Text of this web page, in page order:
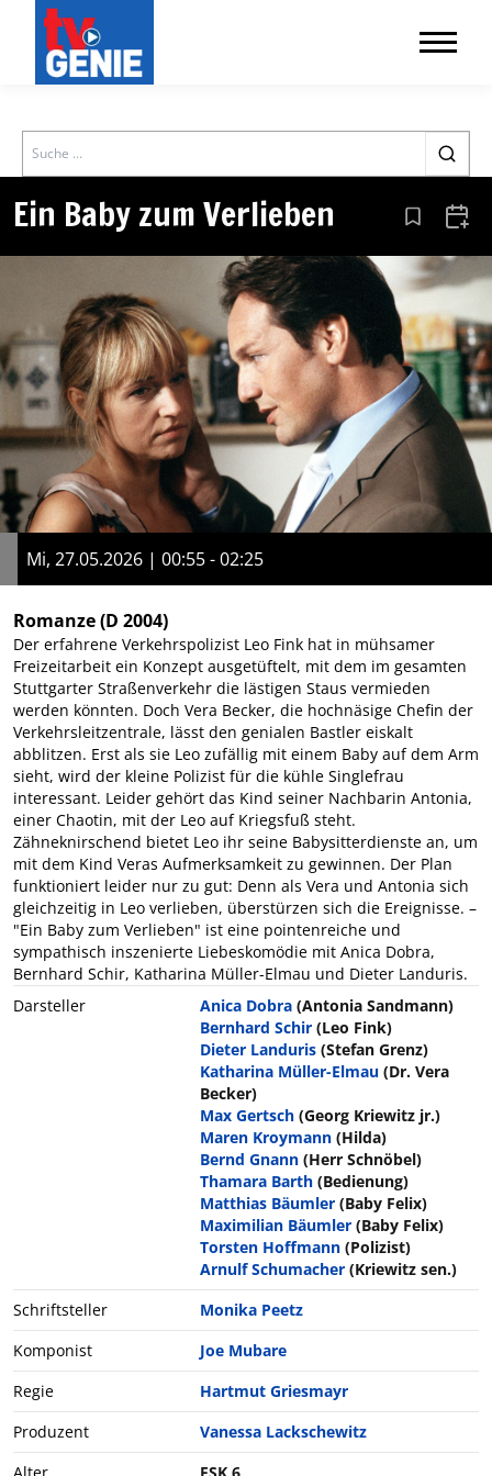
Search
Ein Baby zum Verlieben Aus den
Mi, 27.05.2026 | 00:55 - 02:25
Romanze(D 2004)
Der erfahrene Verkehrspolizist Leo Fink hat in mühsamer
Freizeitarbeit ein Konzept ausgetüftelt, mit dem im gesamten
Stuttgarter Straßenverkehr die lästigen Staus vermieden
werden könnten. Doch Vera Becker, die hochnäsige Chefin der
Verkehrsleitzentrale, lässt den genialen Bastler eiskalt
abblitzen. Erst als sie Leo zufällig mit einem Baby auf dem Arm
sieht, wird der kleine Polizist für die kühle Singlefrau
interessant. Leider gehört das Kind seiner Nachbarin Antonia,
einer Chaotin, mit der Leo auf Kriegsfuß steht.
Zähneknirschend bietet Leo ihr seine Babysitterdienste an, um
mit dem Kind Veras Aufmerksamkeit zu gewinnen. Der Plan
funktioniert leider nur zu gut: Denn als Vera und Antonia sich
gleichzeitig in Leo verlieben, überstürzen sich die Ereignisse. –
"Ein Baby zum Verlieben" ist eine pointenreiche und
sympathisch inszenierte Liebeskomödie mit Anica Dobra,
Bernhard Schir, Katharina Müller-Elmau und Dieter Landuris.
Darsteller
Anica Dobra (Antonia Sandmann)
Bernhard Schir (Leo Fink)
Dieter Landuris (Stefan Grenz)
Katharina Müller-Elmau (Dr. Vera
Becker)
Max Gertsch (Georg Kriewitz jr.)
Maren Kroymann (Hilda)
Bernd Gnann (Herr Schnöbel)
Thamara Barth (Bedienung)
Matthias Bäumler (Baby Felix)
Maximilian Bäumler (Baby Felix)
Torsten Hoffmann (Polizist)
Arnulf Schumacher (Kriewitz sen.)
Schriftsteller
Monika Peetz
Komponist
Joe Mubare
Regie
Hartmut Griesmayr
Produzent
Vanessa Lackschewitz